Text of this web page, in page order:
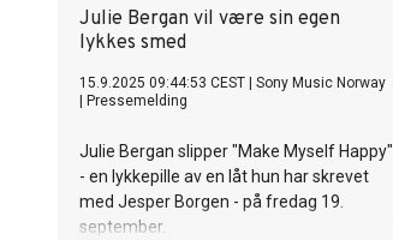
Julie Bergan vil være sin egen
lykkes smed
15.9.2025 09:44:53 CEST
Sony Music Norway
Pressemelding
Julie Bergan slipper "Make Myself Happy"
- en lykkepille av en låt hun har skrevet
med Jesper Borgen - på fredag 19.
september.